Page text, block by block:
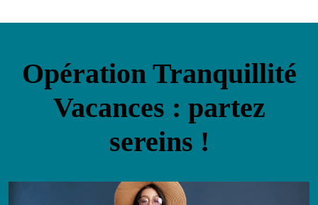
Opération Tranquillité
Vacances : partez
sereins !